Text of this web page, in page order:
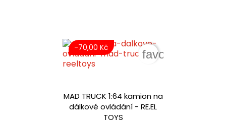
MAD TRUCK 1:64 kamion na
dálkové ovládání - RE.EL
TOYS
-70,00 Kč
favorite_border